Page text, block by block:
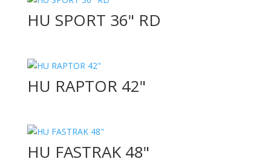
HU SPORT 36" RD
HU RAPTOR 42"
HU FASTRAK 48"